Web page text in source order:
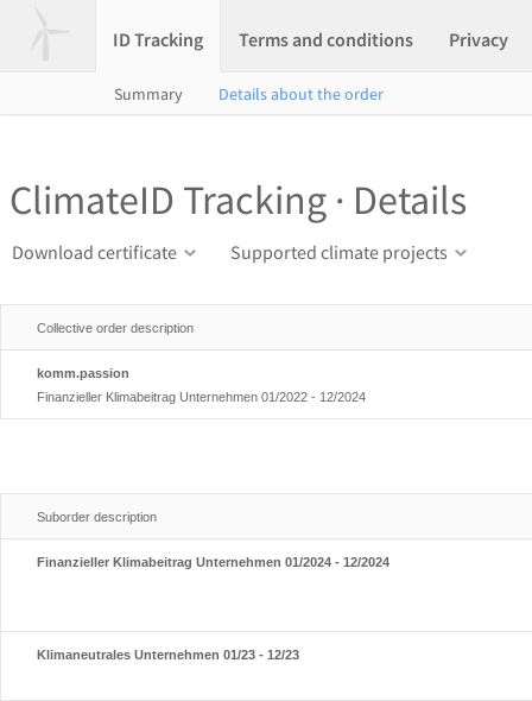
ID Tracking Terms and conditions Privacy
Summary Details about the order
ClimateID Tracking · Details
Download certificate Supported climate projects
Collective order description
komm.passion
Finanzieller Klimabeitrag Unternehmen 01/2022 - 12/2024
Suborder description
Finanzieller Klimabeitrag Unternehmen 01/2024 - 12/2024
Klimaneutrales Unternehmen 01/23 - 12/23